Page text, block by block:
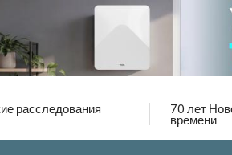
расследования 70 лет
времени